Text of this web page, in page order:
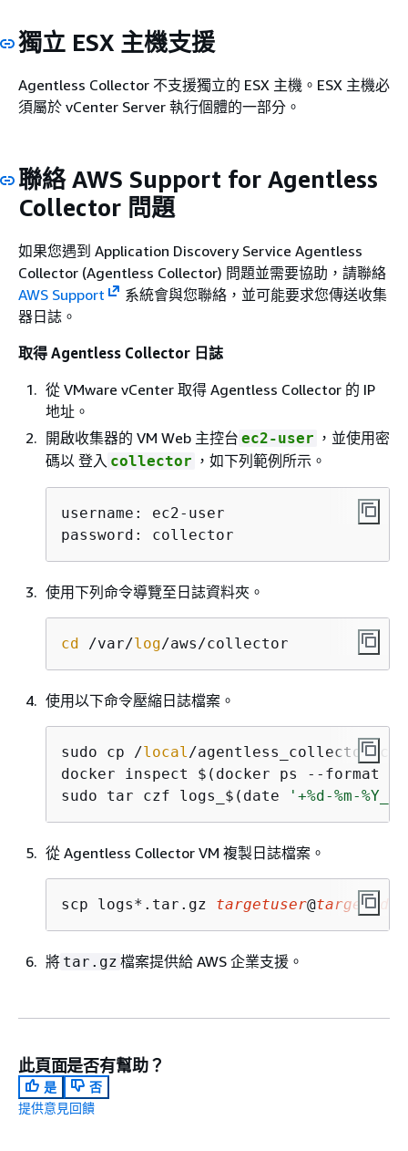
獨立 ESX 主機支援
Agentless Collector 不支援獨立的 ESX 主機。ESX 主機必
須屬於 vCenter Server 執行個體的一部分。
聯絡 AWS Support for Agentless
Collector 問題
如果您遇到 Application Discovery Service Agentless
Collector (Agentless Collector) 問題並需要協助，請聯絡
AWS Support
系統會與您聯絡，並可能要求您傳送收集
器日誌。
取得 Agentless Collector 日誌
從 VMware vCenter 取得 Agentless Collector 的 IP
地址。
開啟收集器的 VM Web 主控台 ec2-user ，並使用密
碼以 登入 collector ，如下列範例所示。
username: ec2-user
password: collector
使用下列命令導覽至日誌資料夾。
cd /var/log/aws/collector
使用以下命令壓縮日誌檔案。
sudo cp /local /agentless_collector/
docker inspect $(docker ps --format
sudo tar czf logs_$(date
'+%d-%m-
從 Agentless Collector VM 複製日誌檔案。
scp logs*.tar.gz targetuser@
將 tar.gz 檔案提供給 AWS 企業支援。
此頁面是否有幫助？
是
否
提供意見回饋